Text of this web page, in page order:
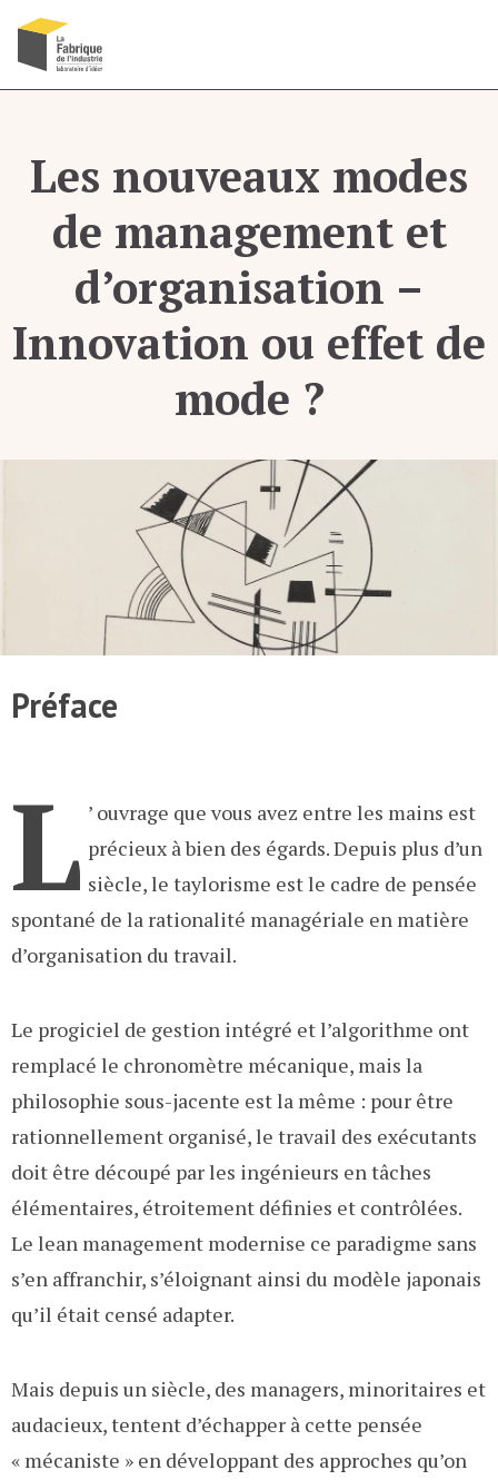
Les nouveaux modes
de management et
d’organisation –
Innovation ou effet de
mode ?
Préface
L ’ ouvrage que vous avez entre les mains est
précieux à bien des égards. Depuis plus d’un
siècle, le taylorisme est le cadre de pensée
spontané de la rationalité managériale en matière
d’organisation du travail.
Le progiciel de gestion intégré et l’algorithme ont
remplacé le chronomètre mécanique, mais la
philosophie sous-jacente est la même : pour être
rationnellement organisé, le travail des exécutants
doit être découpé par les ingénieurs en tâches
élémentaires, étroitement définies et contrôlées.
Le lean management modernise ce paradigme sans
s’en affranchir, s’éloignant ainsi du modèle japonais
qu’il était censé adapter.
Mais depuis un siècle, des managers, minoritaires et
audacieux, tentent d’échapper à cette pensée
« mécaniste » en développant des approches qu’on